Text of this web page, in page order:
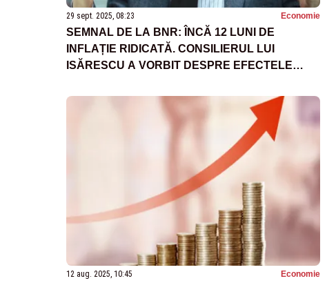
29 sept. 2025, 08:23 Economie
SEMNAL DE LA BNR: ÎNCĂ 12 LUNI DE
INFLAȚIE RIDICATĂ. CONSILIERUL LUI
ISĂRESCU A VORBIT DESPRE EFECTELE
12 aug. 2025, 10:45 Economie